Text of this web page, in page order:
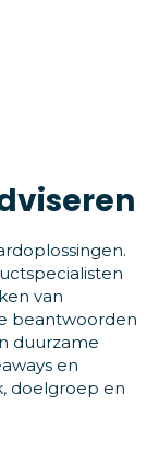
van
beantwoorden
duurzame
en
doelgroep en